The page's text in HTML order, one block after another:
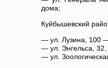
дома;
Куйбышевский
— ул. Лузина, 100
— ул. Энгельса,
— ул.